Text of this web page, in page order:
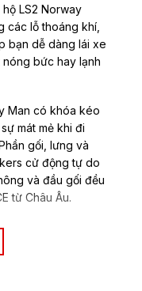
LS2 Norway
các lỗ thoáng khí,
bạn dễ dàng lái xe
nóng bức hay lạnh
Man có khóa kéo
mát mẻ khi đi
gối, lưng và
cử động tự do
và đầu gối đều
từ Châu Âu.
Quần Bảo